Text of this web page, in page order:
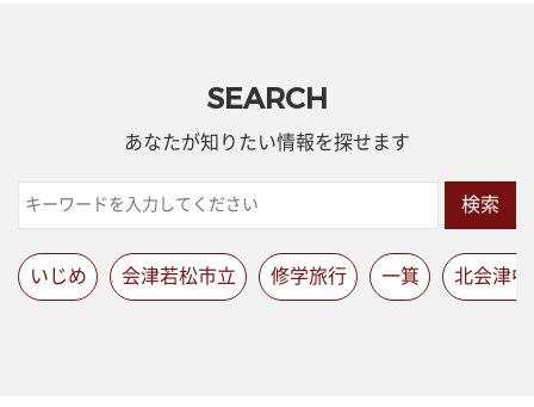
SEARCH
あなたが知りたい情報を探せます
検索
いじめ 会津若松市立 修学旅行 一箕 北会津中